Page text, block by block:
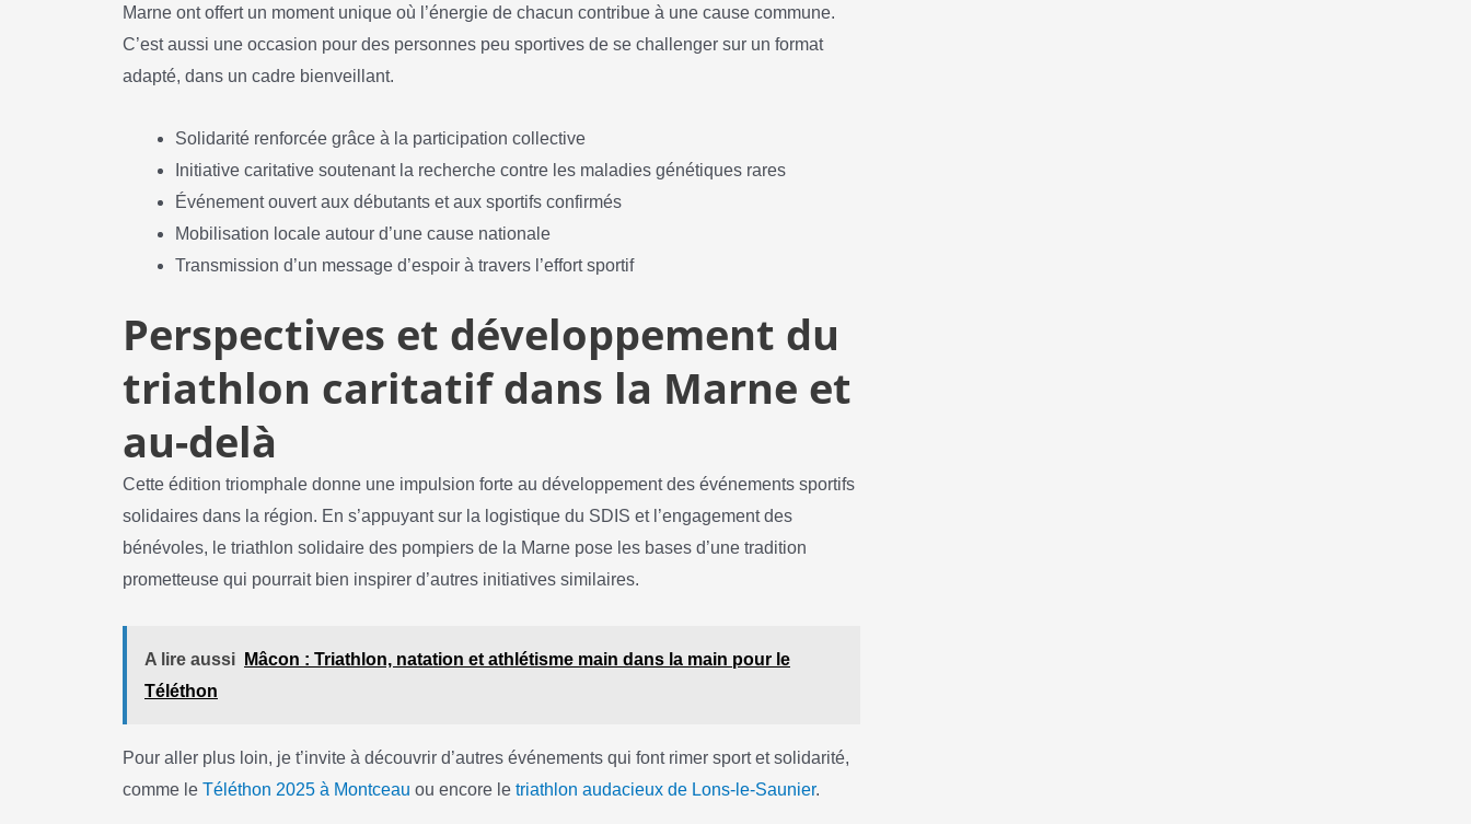
Marne ont offert un moment unique où l’énergie de chacun contribue à une cause commune.
C’est aussi une occasion pour des personnes peu sportives de se challenger sur un format
adapté, dans un cadre bienveillant.
Solidarité renforcée grâce à la participation collective
Initiative caritative soutenant la recherche contre les maladies génétiques rares
Événement ouvert aux débutants et aux sportifs confirmés
Mobilisation locale autour d’une cause nationale
Transmission d’un message d’espoir à travers l’effort sportif
Perspectives et développement du
triathlon caritatif dans la Marne et
au-delà
Cette édition triomphale donne une impulsion forte au développement des événements sportifs
solidaires dans la région. En s’appuyant sur la logistique du SDIS et l’engagement des
bénévoles, le triathlon solidaire des pompiers de la Marne pose les bases d’une tradition
prometteuse qui pourrait bien inspirer d’autres initiatives similaires.
A lire aussi
Mâcon : Triathlon, natation et athlétisme main dans la main pour le
Téléthon
Pour aller plus loin, je t’invite à découvrir d’autres événements qui font rimer sport et solidarité,
comme le Téléthon 2025 à Montceau ou encore le triathlon audacieux de Lons-le-Saunier.